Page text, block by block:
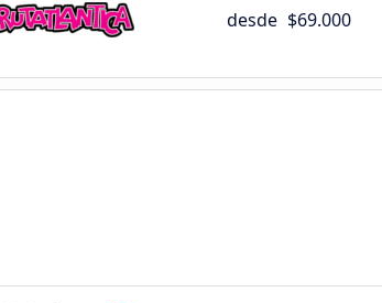
desde $69.000